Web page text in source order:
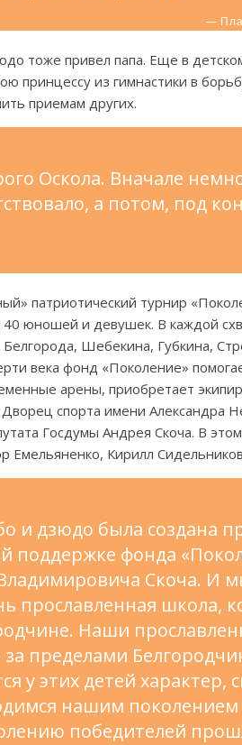
—
тоже привел папа. Еще в
принцессу из гимнастики в
приемам других.
Оскола. Вначале
а потом, под
патриотический турнир
юношей и девушек. В каждой
Шебекина, Губкина,
века фонд «Поколение»
арены, приобретает
спорта имени Александра
Госдумы Андрея Скоча. В
Кирилл
и дзюдо была создана
поддержке фонда
Скоча. И
прославленная школа,
Наши
за пределами
у этих детей характер,
нашим
победителей